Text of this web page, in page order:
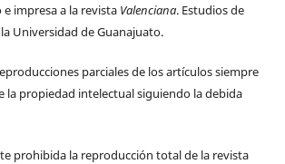
impresa a la revista Valenciana. Estudios de
Universidad de Guanajuato.
parciales de los artículos siempre
la propiedad intelectual siguiendo la debida
prohibida la reproducción total de la revista